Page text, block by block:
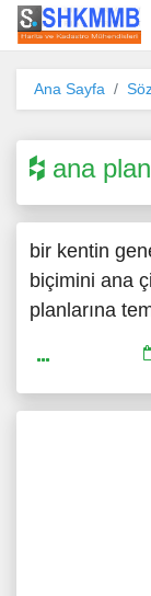
Ana Sayfa
ana plan
bir kentin
biçimini ana
planlarına